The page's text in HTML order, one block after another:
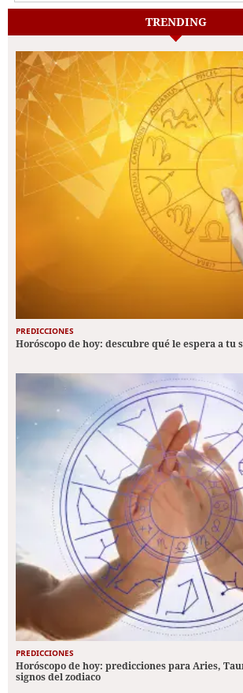
TRENDING
PREDICCIONES
Horóscopo de hoy: descubre qué le espera a tu
PREDICCIONES
Horóscopo de hoy: predicciones para Aries,
signos del zodiaco